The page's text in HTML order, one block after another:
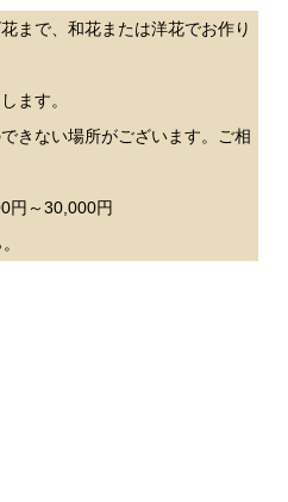
まで、和花または洋花でお作り
ます。
きない場所がございます。ご相
円～30,000円